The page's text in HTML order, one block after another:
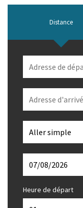
Distance
Heure de départ